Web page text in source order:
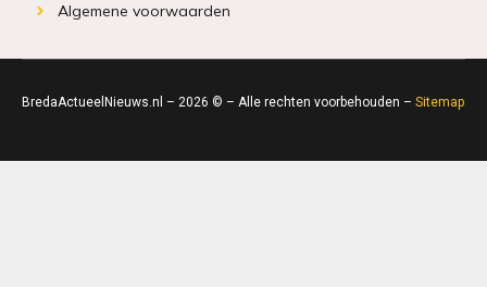
Algemene voorwaarden
BredaActueelNieuws.nl – 2026 © – Alle rechten voorbehouden – Sitemap